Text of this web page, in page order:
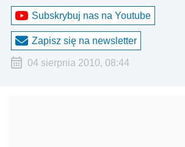
Subskrybuj nas na Youtube
Zapisz się na newsletter
04 sierpnia 2010, 08:44